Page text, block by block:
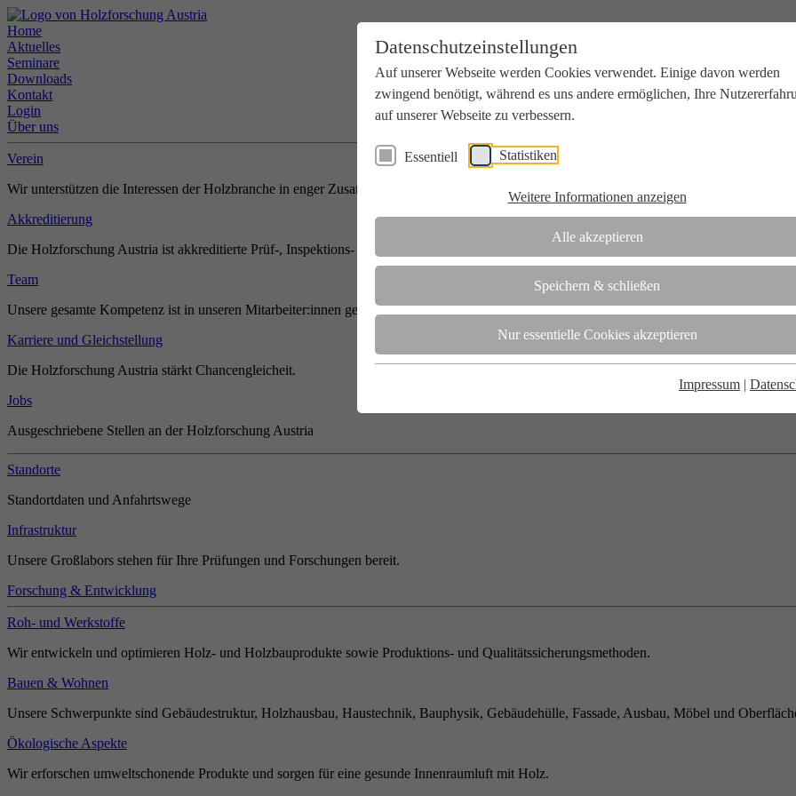
Datenschutzeinstellungen
Auf unserer Webseite werden Cookies verwendet. Einige davon werden
zwingend benötigt, während es uns andere ermöglichen, Ihre
auf unserer Webseite zu verbessern.
Essentiell Statistiken
Weitere Informationen anzeigen
Alle akzeptieren
Speichern & schließen
Nur essentielle Cookies akzeptieren
Impressum |
Home
Aktuelles
Seminare
Downloads
Kontakt
Login
Über uns
Verein
Wir unterstützen die Interessen der Holzbranche in enger Zusammenarbeit mit Wissenschaft und Wirtschaft.
Akkreditierung
Die Holzforschung Austria ist akkreditierte Prüf-, Inspektions- und Zertifizierungsstelle.
Team
Unsere gesamte Kompetenz ist in unseren Mitarbeiter:innen gebündelt
Karriere und Gleichstellung
Die Holzforschung Austria stärkt Chancengleicheit.
Jobs
Ausgeschriebene Stellen an der Holzforschung Austria
Standorte
Standortdaten und Anfahrtswege
Infrastruktur
Unsere Großlabors stehen für Ihre Prüfungen und Forschungen bereit.
Forschung & Entwicklung
Roh- und Werkstoffe
Wir entwickeln und optimieren Holz- und Holzbauprodukte sowie Produktions- und Qualitätssicherungsmethoden.
Bauen & Wohnen
Unsere Schwerpunkte sind Gebäudestruktur, Holzhausbau, Haustechnik, Bauphysik, Gebäudehülle, Fassade, Ausbau, Möbel und
Ökologische Aspekte
Wir erforschen umweltschonende Produkte und sorgen für eine gesunde Innenraumluft mit Holz.